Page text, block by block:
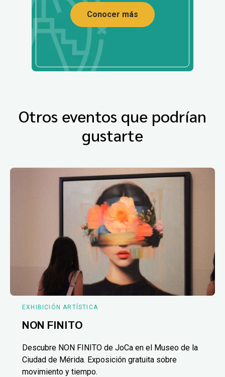
Conocer más
Otros eventos que podrían
gustarte
EXHIBICIÓN ARTÍSTICA
NON FINITO
Descubre NON FINITO de JoCa en el Museo de la
Ciudad de Mérida. Exposición gratuita sobre
movimiento y tiempo.